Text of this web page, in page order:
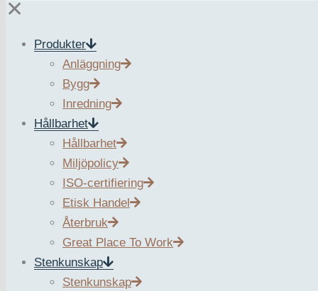
✕
Produkter
Anläggning
Bygg
Inredning
Hållbarhet
Hållbarhet
Miljöpolicy
ISO-certifiering
Etisk Handel
Återbruk
Great Place To Work
Stenkunskap
Stenkunskap
Ristijärvi